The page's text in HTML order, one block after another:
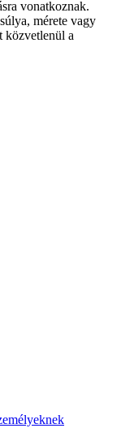
vonatkoznak.
mérete vagy
közvetlenül a